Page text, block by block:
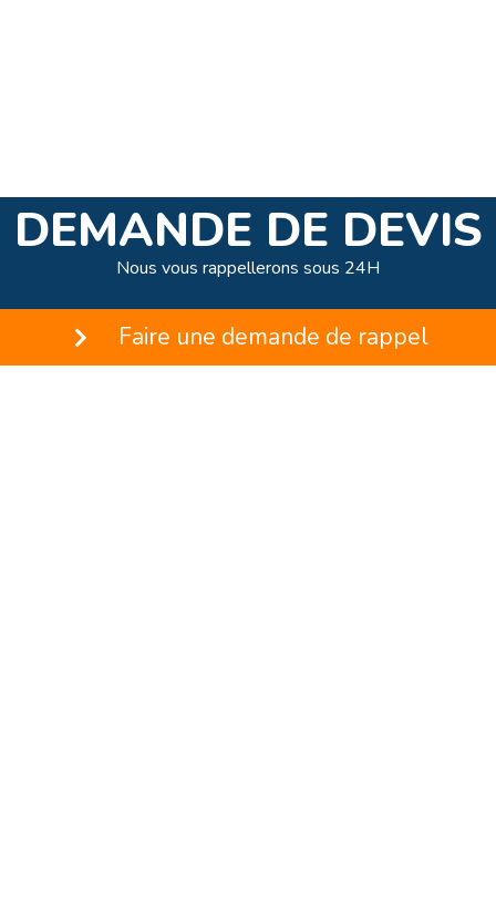
DEMANDE DE DEVIS
Nous vous rappellerons sous 24H
Faire une demande de rappel